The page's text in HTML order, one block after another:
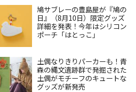
鳩サブレーの豊島屋が『鳩の
日』（8月10日）限定グッズ
詳細を発表！今年はシリコン
ポーチ「はとっこ」
土偶なりきりパーカーも！青
森の縄文遺跡群で発掘された
土偶がモチーフのキュートな
グッズが新発売